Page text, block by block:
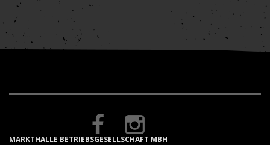
MARKTHALLE BETRIEBSGESELLSCHAFT MBH